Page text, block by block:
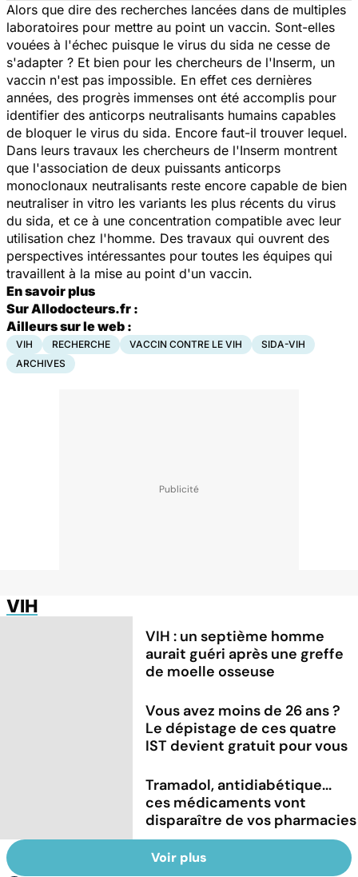
Alors que dire des recherches lancées dans de multiples
laboratoires pour mettre au point un vaccin. Sont-elles
vouées à l'échec puisque le virus du sida ne cesse de
s'adapter ? Et bien pour les chercheurs de l'Inserm, un
vaccin n'est pas impossible. En effet ces dernières
années, des progrès immenses ont été accomplis pour
identifier des anticorps neutralisants humains capables
de bloquer le virus du sida. Encore faut-il trouver lequel.
Dans leurs travaux les chercheurs de l'Inserm montrent
que l'association de deux puissants anticorps
monoclonaux neutralisants reste encore capable de bien
neutraliser in vitro les variants les plus récents du virus
du sida, et ce à une concentration compatible avec leur
utilisation chez l'homme. Des travaux qui ouvrent des
perspectives intéressantes pour toutes les équipes qui
travaillent à la mise au point d'un vaccin.
En savoir plus
Sur Allodocteurs.fr :
Ailleurs sur le web :
VIH RECHERCHE VACCIN CONTRE LE VIH
SIDA-VIH
ARCHIVES
VIH
VIH : un septième homme
aurait guéri après une greffe
de moelle osseuse
Vous avez moins de 26 ans ?
Le dépistage de ces quatre
IST devient gratuit pour vous
Tramadol, antidiabétique...
ces médicaments vont
disparaître de vos pharmacies
Voir plus